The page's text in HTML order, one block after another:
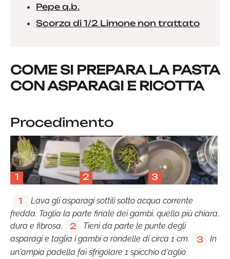
Pepe q.b.
Scorza di 1/2 Limone non trattato
COME SI PREPARA LA PASTA
CON ASPARAGI E RICOTTA
Procedimento
1 2 3
1
Lava gli asparagi sottili sotto acqua corrente
fredda. Taglia la parte finale dei gambi, quella più chiara,
dura e fibrosa.
2
Tieni da parte le punte degli
asparagi e taglia i gambi a rondelle di circa 1 cm.
3
In
un'ampia padella fai sfrigolare 1 spicchio d'aglio